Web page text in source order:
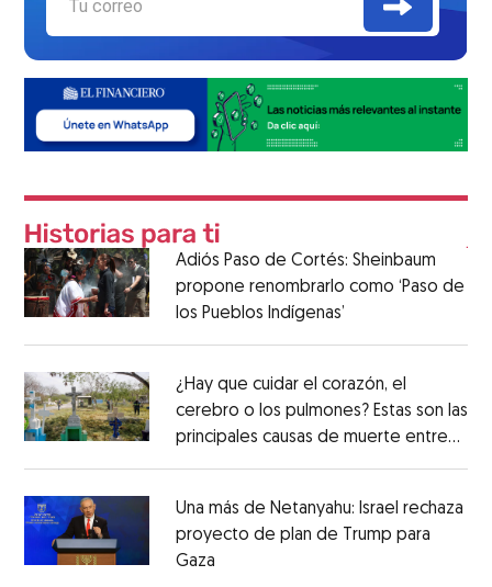
Adiós Paso de Cortés: Sheinbaum
propone renombrarlo como ‘Paso de
los Pueblos Indígenas’
¿Hay que cuidar el corazón, el
cerebro o los pulmones? Estas son las
principales causas de muerte entre
Una más de Netanyahu: Israel rechaza
proyecto de plan de Trump para
Gaza